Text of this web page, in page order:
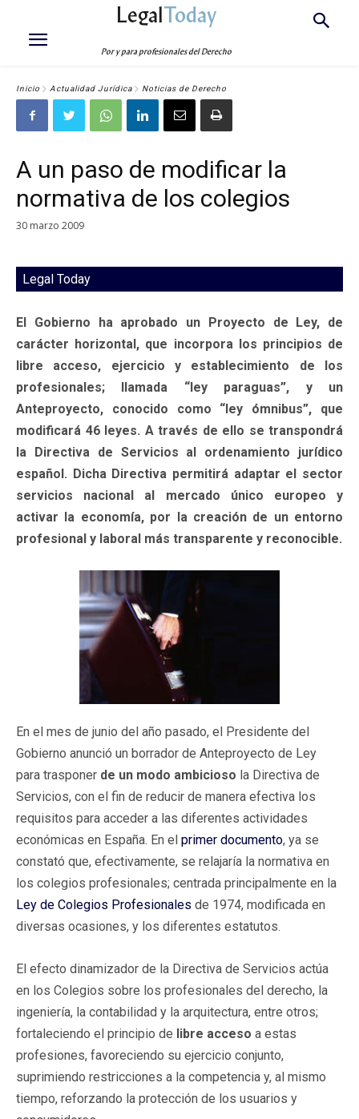
LegalToday
Por y para profesionales del Derecho
Inicio Actualidad Jurídica Noticias de Derecho
A un paso de modificar la
normativa de los colegios
30 marzo 2009
Legal Today
El Gobierno ha aprobado un Proyecto de Ley, de
carácter horizontal, que incorpora los principios de
libre acceso, ejercicio y establecimiento de los
profesionales; llamada “ley paraguas”, y un
Anteproyecto, conocido como “ley ómnibus”, que
modificará 46 leyes. A través de ello se transpondrá
la Directiva de Servicios al ordenamiento jurídico
español. Dicha Directiva permitirá adaptar el sector
servicios nacional al mercado único europeo y
activar la economía, por la creación de un entorno
profesional y laboral más transparente y reconocible.
En el mes de junio del año pasado, el Presidente del
Gobierno anunció un borrador de Anteproyecto de Ley
para trasponer de un modo ambicioso la Directiva de
Servicios, con el fin de reducir de manera efectiva los
requisitos para acceder a las diferentes actividades
económicas en España. En el primer documento, ya se
constató que, efectivamente, se relajaría la normativa en
los colegios profesionales; centrada principalmente en la
Ley de Colegios Profesionales de 1974, modificada en
diversas ocasiones, y los diferentes estatutos.
El efecto dinamizador de la Directiva de Servicios actúa
en los Colegios sobre los profesionales del derecho, la
ingeniería, la contabilidad y la arquitectura, entre otros;
fortaleciendo el principio de libre acceso a estas
profesiones, favoreciendo su ejercicio conjunto,
suprimiendo restricciones a la competencia y, al mismo
tiempo, reforzando la protección de los usuarios y